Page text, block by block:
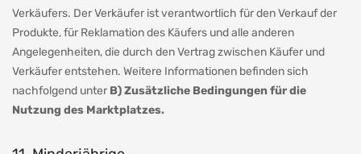
Verkäufers. Der Verkäufer ist verantwortlich für den Verkauf der
Produkte, für Reklamation des Käufers und alle anderen
Angelegenheiten, die durch den Vertrag zwischen Käufer und
Verkäufer entstehen. Weitere Informationen befinden sich
nachfolgend unter B) Zusätzliche Bedingungen für die
Nutzung des Marktplatzes.